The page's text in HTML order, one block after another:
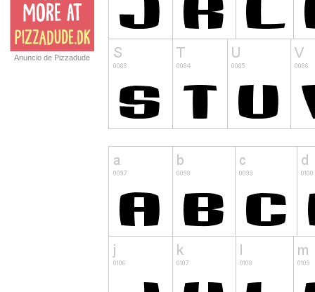
Anuncio de Pizzadude